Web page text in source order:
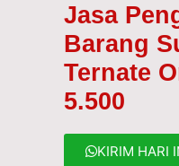
Jasa
Barang
Ternate
5.500
KIRIM HARI